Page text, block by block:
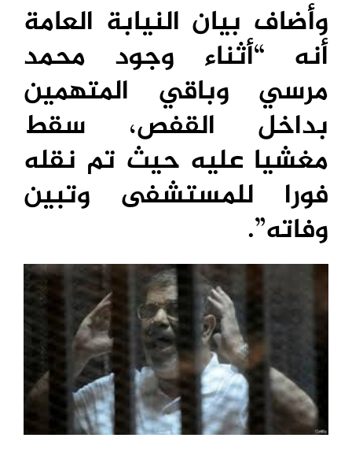
وأضاف بيان النيابة العامة
أنه “أثناء وجود محمد
مرسي وباقي المتهمين
بداخل القفص، سقط
مغشيا عليه حيث تم نقله
فورا للمستشفى وتبين
وفاته”.